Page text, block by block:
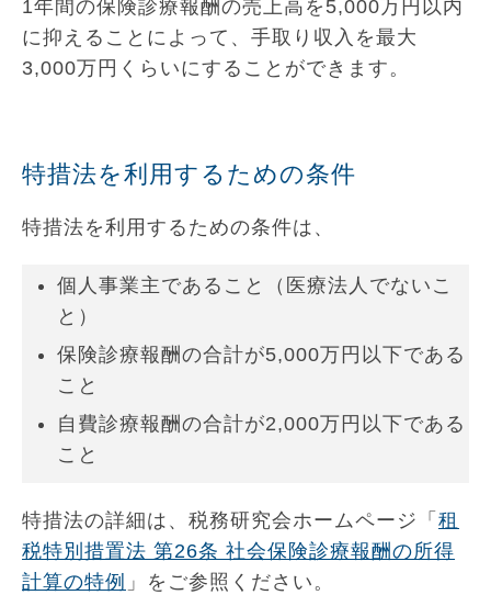
1年間の保険診療報酬の売上高を5,000万円以内
に抑えることによって、手取り収入を最大
3,000万円くらいにすることができます。
特措法を利用するための条件
特措法を利用するための条件は、
個人事業主であること（医療法人でないこ
と）
保険診療報酬の合計が5,000万円以下である
こと
自費診療報酬の合計が2,000万円以下である
こと
特措法の詳細は、税務研究会ホームページ「 租
税特別措置法 第26条 社会保険診療報酬の所得
計算の特例 」をご参照ください。